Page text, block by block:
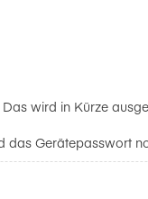
wird in Kürze
Gerätepasswort